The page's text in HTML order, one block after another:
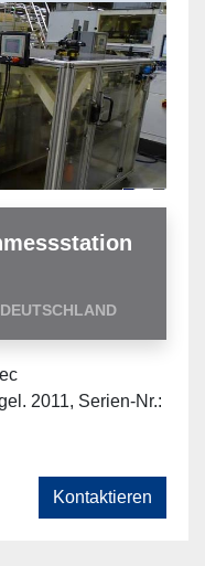
2011, Serien-Nr.:
Kontaktieren